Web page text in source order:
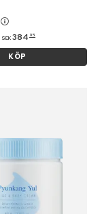
SEK 384 95
KÖP